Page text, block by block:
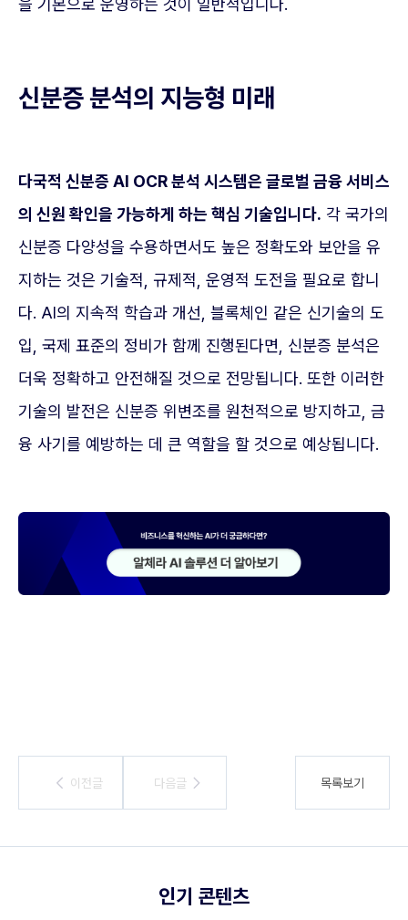
을 기본으로 운영하는 것이 일반적입니다.
신분증 분석의 지능형 미래
다국적 신분증 AI OCR 분석 시스템은 글로벌 금융 서비스
의 신원 확인을 가능하게 하는 핵심 기술입니다. 각 국가의
신분증 다양성을 수용하면서도 높은 정확도와 보안을 유
지하는 것은 기술적, 규제적, 운영적 도전을 필요로 합니
다. AI의 지속적 학습과 개선, 블록체인 같은 신기술의 도
입, 국제 표준의 정비가 함께 진행된다면, 신분증 분석은
더욱 정확하고 안전해질 것으로 전망됩니다. 또한 이러한
기술의 발전은 신분증 위변조를 원천적으로 방지하고, 금
융 사기를 예방하는 데 큰 역할을 할 것으로 예상됩니다.
이전글
이전글 다음글
다음글 목록보기
인기 콘텐츠